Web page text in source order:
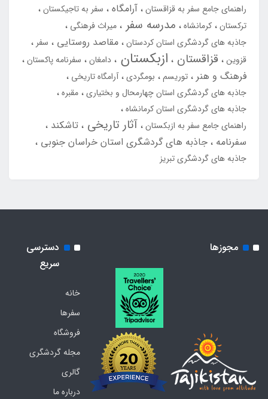
راهنمای جامع سفر به قزاقستان آرامگاه
سفر به تاجیکستان
ترکستان کرمانشاه مدرسه سفر
میراث فرهنگی
جاذبه های گردشگری استان کردستان مقاصد روستایی
سفر
قزوین
قزاقستان ازبکستان دامغان سفرنامه پاکستان
فرهنگ و هنر توریسم بومگردی آرامگاه تاریخی
جاذبه های گردشگری استان چهارمحال و بختیاری مقبره
جاذبه های گردشگری استان کرمانشاه
راهنمای جامع سفر به ازبکستان آثار تاریخی
تاشکند
سفرنامه جاذبه های گردشگری استان خراسان جنوبی
جاذبه های گردشگری تبریز
مجوزها
دسترسی
سریع
خانه
سفرها
فروشگاه
مجله گردشگری
گالری
درباره ما